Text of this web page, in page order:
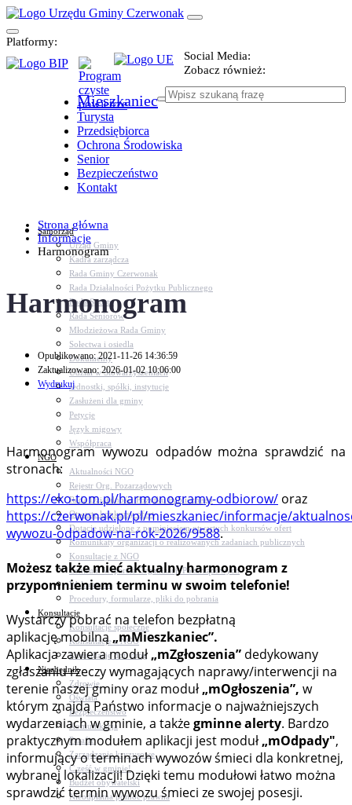
Platformy:
Social Media:
Zobacz również:
Mieszkaniec
Turysta
Przedsiębiorca
Ochrona Środowiska
Senior
Bezpieczeństwo
Kontakt
Samorząd
Urząd Gminy
Kadra zarządcza
Rada Gminy Czerwonak
Rada Działalności Pożytku Publicznego
Rada Sportu
Rada Seniorów
Młodzieżowa Rada Gminy
Sołectwa i osiedla
Dokumenty
Udział w Stowarzyszeniach
Jednostki, spółki, instytucje
Zasłużeni dla gminy
Petycje
Język migowy
Współpraca
NGO
Aktualności NGO
Rejestr Org. Pozarządowych
Rada Działalności Pożytku Publicznego
Otwarte konkursy ofert
Dotacje udzielone z pominięciem otwartych konkursów ofert
Komunikaty organizacji o realizowanych zadaniach publicznych
Konsultacje z NGO
Centrum Wsparcia Organizacji Pozarządowych
Wolontariat
Procedury, formularze, pliki do pobrania
Konsultacje
Konsultacje społeczne
Konsultacje z NGO
Konsultacje dot. dróg
Niezbędnik
Zdrowie
Oświata
Bezpieczeństwo
Komunikacja
Parafie
Zarządzanie kryzysowe
C.ześć w gminie!
Budżet obywatelski
Nieodpłatna pomoc prawna
Strona główna
Informacje
Harmonogram
Harmonogram
Opublikowano: 2021-11-26 14:36:59
Zaktualizowano: 2026-01-02 10:06:00
Wydrukuj
Harmonogram wywozu odpadów można sprawdzić na
stronach:
https://eko-tom.pl/harmonogramy-odbiorow/ oraz
https://czerwonak.pl/pl/mieszkaniec/informacje/
wywozu-odpadow-na-rok-2026/9588.
Możesz także mieć aktualny harmonogram z
przypomnieniem terminu w swoim telefonie!
Wystarczy pobrać na telefon bezpłatną
aplikację mobilną„mMieszkaniec”.
Aplikacja zawiera moduł „mZgłoszenia” dedykowany
zgłaszaniu rzeczy wymagających naprawy/interwencji na
terenie naszej gminy oraz moduł „mOgłoszenia”, w
którym znajdą Państwo informacje o najważniejszych
wydarzeniach w gminie, a takżegminne alerty. Bardzo
praktycznym modułem aplikacji jest moduł „mOdpady",
informujący o terminach wywozów śmieci dla konkretnej,
wybranej lokalizacji! Dzięki temu modułowi łatwo można
sprawdzić termin wywozu śmieci ze swojej posesji.